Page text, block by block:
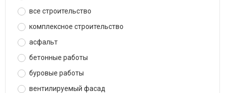
все строительство
комплексное строительство
асфальт
бетонные работы
буровые работы
вентилируемый фасад